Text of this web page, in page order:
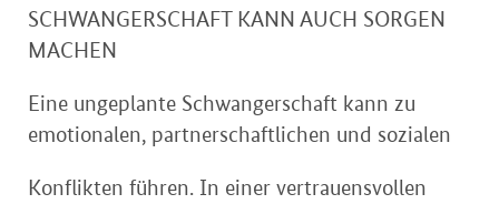
SCHWANGERSCHAFT KANN AUCH SORGEN
MACHEN
Eine ungeplante Schwangerschaft kann zu
emotionalen, partnerschaftlichen und sozialen
Konflikten führen. In einer vertrauensvollen